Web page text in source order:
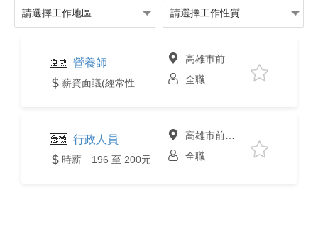
營養師
高雄市前鎮區
全職
行政人員
時薪 196 至 200元
高雄市前鎮區
全職